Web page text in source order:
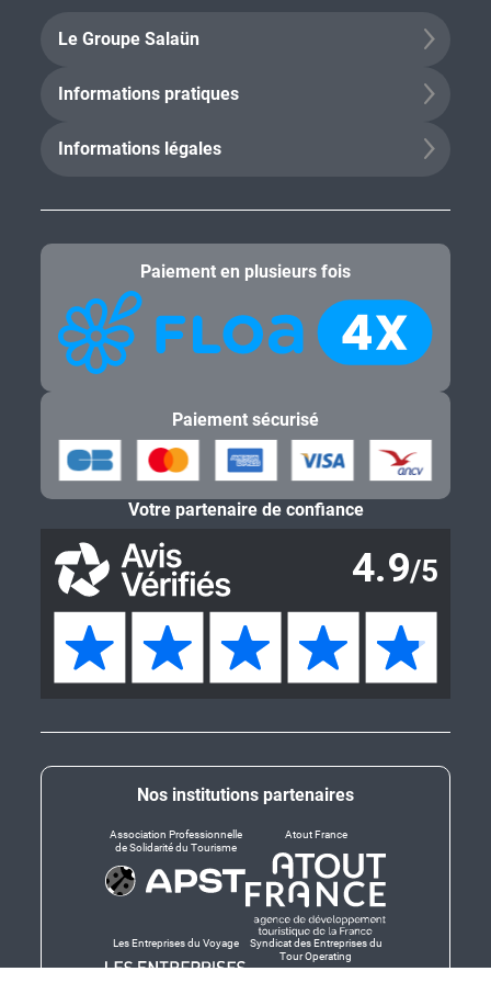
Le Groupe Salaün
Informations pratiques
Informations légales
Nos institutions partenaires
Association Professionnelle
de Solidarité du Tourisme
Atout France
Les Entreprises du Voyage
Syndicat des Entreprises du
Tour Operating
Paiement en plusieurs fois
Paiement sécurisé
Votre partenaire de confiance